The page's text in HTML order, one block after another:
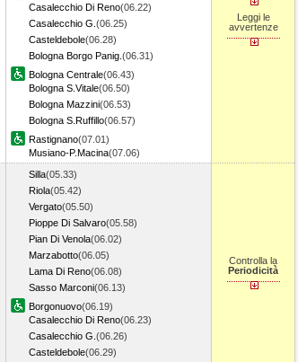
Casalecchio Di Reno(06.22)
Casalecchio G. (06.25)
Casteldebole(06.28)
Bologna Borgo Panig. (06.31)
Bologna Centrale(06.43)
Bologna S.Vitale(06.50)
Bologna Mazzini(06.53)
Bologna S.Ruffillo(06.57)
Rastignano(07.01)
Musiano-P.Macina(07.06)
Leggi le
avvertenze
Silla(05.33)
Riola(05.42)
Vergato(05.50)
Pioppe Di Salvaro(05.58)
Pian Di Venola(06.02)
Marzabotto(06.05)
Lama Di Reno(06.08)
Sasso Marconi(06.13)
Borgonuovo(06.19)
Casalecchio Di Reno(06.23)
Casalecchio G. (06.26)
Casteldebole(06.29)
Controlla la
Periodicità